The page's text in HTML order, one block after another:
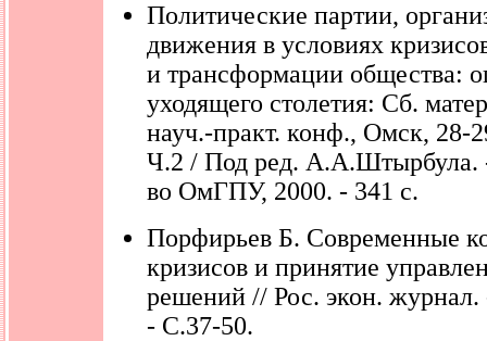
Политические партии,
движения в условиях
и трансформации общества:
уходящего столетия: Сб.
науч.-практ. конф., Омск, 28-
Ч.2 / Под ред. А.А.Штырбула.
во ОмГПУ, 2000. - 341 с.
Порфирьев Б. Современные
кризисов и принятие
решений // Рос. экон. журнал.
- С.37-50.